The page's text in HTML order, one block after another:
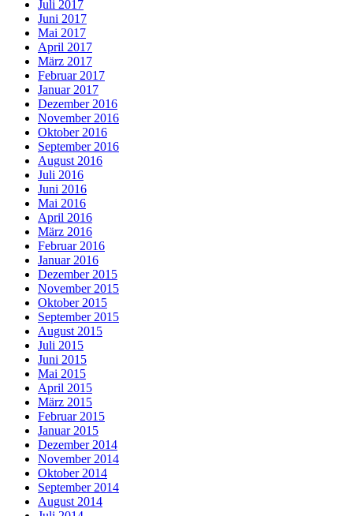
Juli 2017
Juni 2017
Mai 2017
April 2017
März 2017
Februar 2017
Januar 2017
Dezember 2016
November 2016
Oktober 2016
September 2016
August 2016
Juli 2016
Juni 2016
Mai 2016
April 2016
März 2016
Februar 2016
Januar 2016
Dezember 2015
November 2015
Oktober 2015
September 2015
August 2015
Juli 2015
Juni 2015
Mai 2015
April 2015
März 2015
Februar 2015
Januar 2015
Dezember 2014
November 2014
Oktober 2014
September 2014
August 2014